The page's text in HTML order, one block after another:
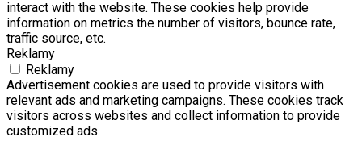
interact with the website. These cookies help provide
information on metrics the number of visitors, bounce rate,
traffic source, etc.
Reklamy
Reklamy
Advertisement cookies are used to provide visitors with
relevant ads and marketing campaigns. These cookies track
visitors across websites and collect information to provide
customized ads.